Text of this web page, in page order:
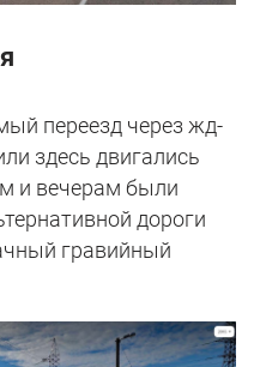
переезд через жд-
здесь двигались
и вечерам были
дороги
гравийный